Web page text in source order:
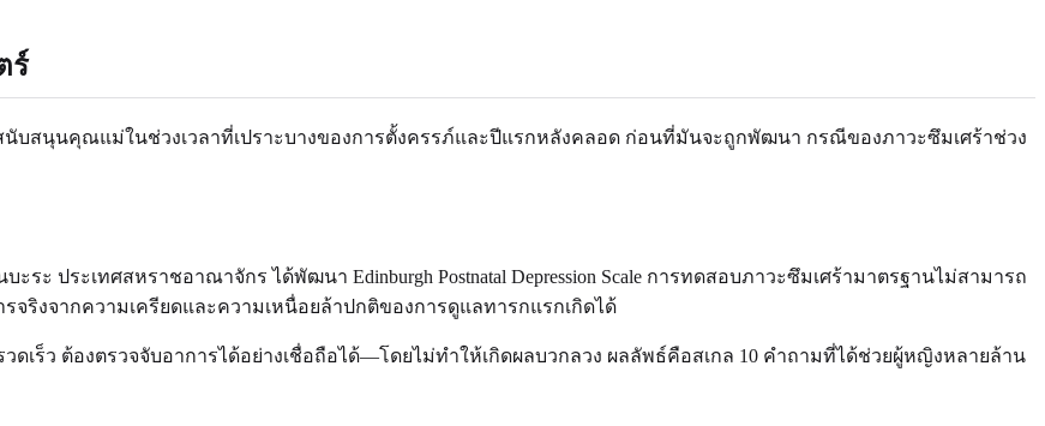
ร์
นับสนุนคุณแม่ในช่วงเวลาที่เปราะบางของการตั้งครรภ์และปีแรกหลังคลอด ก่อนที่มันจะถูกพัฒนา กรณีของภาวะซึมเศร้าช่วง
นบะระ ประเทศสหราชอาณาจักร ได้พัฒนา Edinburgh Postnatal Depression Scale การทดสอบภาวะซึมเศร้ามาตรฐานไม่สามารถ
งจากความเครียดและความเหนื่อยล้าปกติของการดูแลทารกแรกเกิดได้
ดเร็ว ต้องตรวจจับอาการได้อย่างเชื่อถือได้—โดยไม่ทำให้เกิดผลบวกลวง ผลลัพธ์คือสเกล 10 คำถามที่ได้ช่วยผู้หญิงหลายล้าน